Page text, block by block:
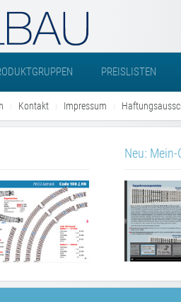
PREISLISTEN
Kontakt Impressum
Neu: